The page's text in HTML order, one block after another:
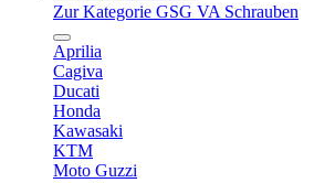
Zur Kategorie GSG VA Schrauben
Aprilia
Cagiva
Ducati
Honda
Kawasaki
KTM
Moto Guzzi